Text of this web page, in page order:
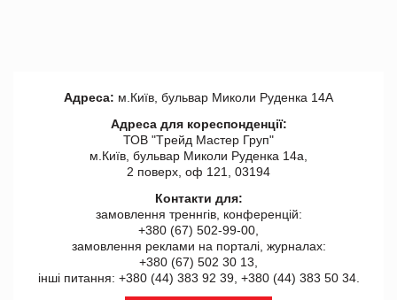
Адреса: м.Київ, бульвар Миколи Руденка 14А
Адреса для кореспонденції:
ТОВ "Tрейд Мастер Груп"
м.Київ, бульвар Миколи Руденка 14а,
2 поверх, оф 121, 03194
Контакти для:
замовлення треннгів, конференцій:
+380 (67) 502-99-00,
замовлення реклами на порталі, журналах:
+380 (67) 502 30 13,
інші питання: +380 (44) 383 92 39, +380 (44) 383 50 34.